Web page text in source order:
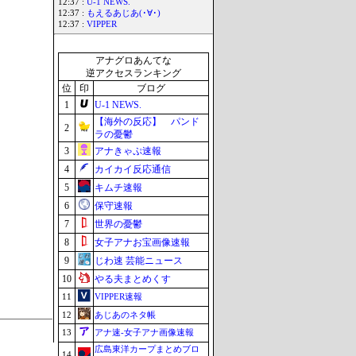
12:37 : U-1 NEWS.
12:37 : もえるあじあ(･∀･)
12:37 : VIPPER
アナグロあんてな
逆アクセスランキング
位
印
ブログ
1
U-1 NEWS.
2
【海外の反応】 パンド
ラの憂鬱
3
アナきゃぷ速報
4
カイカイ反応通信
5
キムチ速報
6
保守速報
7
世界の憂鬱
8
女子アナお宝画像速報
9
じわ速 芸能ニュース
10
やる夫まとめくす
11
VIPPER速報
12
あじあのネタ帳
13
アナ速‐女子アナ画像速報
広島東洋カープまとめブロ